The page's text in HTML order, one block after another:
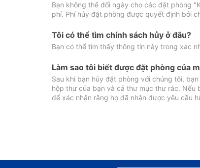
Bạn không thể đổi ngày cho các đặt phòng
phí. Phí hủy đặt phòng được quyết định bởi
Tôi có thể tìm chính sách hủy ở đâu?
Bạn có thể tìm thấy thông tin này trong xác
Làm sao tôi biết được đặt phòng của
Sau khi bạn hủy đặt phòng với chúng tôi,
hộp thư của bạn và cả thư mục thư rác. Nếu
để xác nhận rằng họ đã nhận được yêu cầu